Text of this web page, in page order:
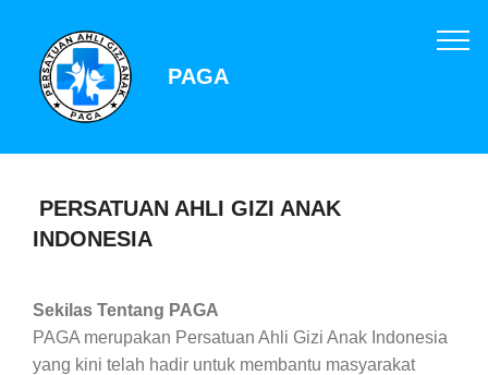
PAGA
PERSATUAN AHLI GIZI ANAK
INDONESIA
Sekilas Tentang PAGA
PAGA merupakan Persatuan Ahli Gizi Anak Indonesia
yang kini telah hadir untuk membantu masyarakat